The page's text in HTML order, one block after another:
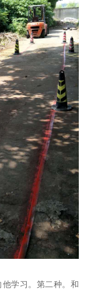
学习。第二种。和